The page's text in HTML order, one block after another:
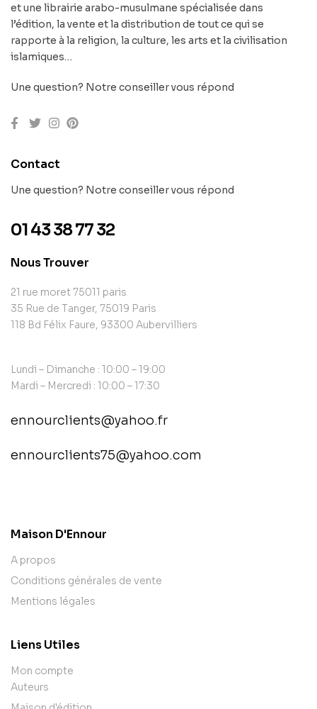
et une librairie arabo-musulmane spécialisée dans
l’édition, la vente et la distribution de tout ce qui se
rapporte à la religion, la culture, les arts et la civilisation
islamiques…
Une question? Notre conseiller vous répond
Contact
Une question? Notre conseiller vous répond
01 43 38 77 32
Nous Trouver
21 rue moret 75011 paris
35 Rue de Tanger, 75019 Paris
118 Bd Félix Faure, 93300 Aubervilliers
Lundi – Dimanche : 10:00 – 19:00
Mardi – Mercredi : 10:00 – 17:30
ennourclients@yahoo.fr
ennourclients75@yahoo.com
Maison D'Ennour
A propos
Conditions générales de vente
Mentions légales
Liens Utiles
Mon compte
Auteurs